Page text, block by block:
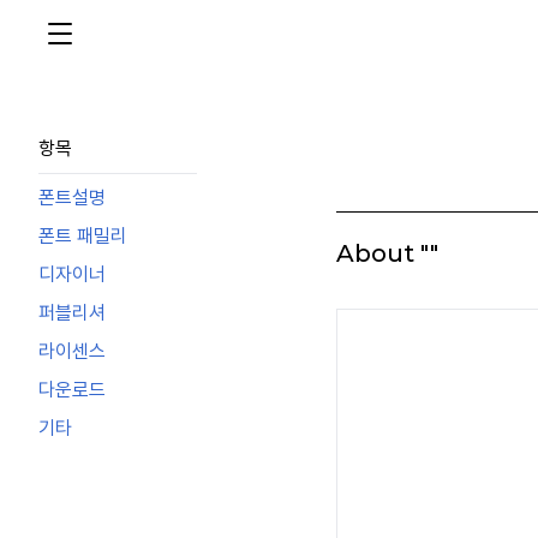
항목
폰트설명
폰트 패밀리
디자이너
퍼블리셔
라이센스
다운로드
기타
About ""